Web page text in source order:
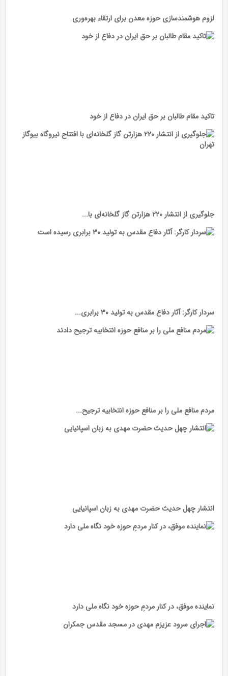
لزوم هوشمندسازی حوزه معدن برای ارتقاء بهره‌وری
تاکید مقام طالبان بر حق ایران در دفاع از خود
جلوگیری از انتشار ۲۲۰ هزارتن گاز گلخانه‌ای با...
سردار کارگر: آثار دفاع مقدس به تولید ۳۰ برابری...
مردم منافع ملی را بر منافع حوزه انتخابیه ترجیح...
انتشار چهل حدیث حضرت مهدی به زبان اسپانیایی
نماینده موفق، در کنار مردمِ حوزه خود نگاه ملی دارد